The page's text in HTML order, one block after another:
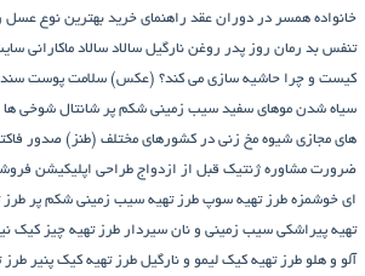
خانواده همسر در دوران عقد راهنمای خرید بهترین نوع عسل
تنفس بد رمان روز پدر روغن نارگیل سالاد سالاد ماکارانی
کیست و چرا حاشیه سازی می کند؟ (عکس) سلامت پوست
سیاه شدن موهای سفید سیب زمینی شکم پر شانتال شوخی ها
های مجازی شیوه مخ زنی در کشورهای مختلف (طنز) صدور
ضرورت مشاوره ژنتیک قبل از ازدواج طراحی اپلیکیشن
ای خوشمزه طرز تهیه سوپ طرز تهیه سیب زمینی شکم پر طرز
تهیه پیراشكی سيب زمينی و نان سیردار طرز تهیه چیز کیک
آلو و هلو طرز تهیه کیک لیمو و نارگیل طرز تهیه کیک پنیر طرز